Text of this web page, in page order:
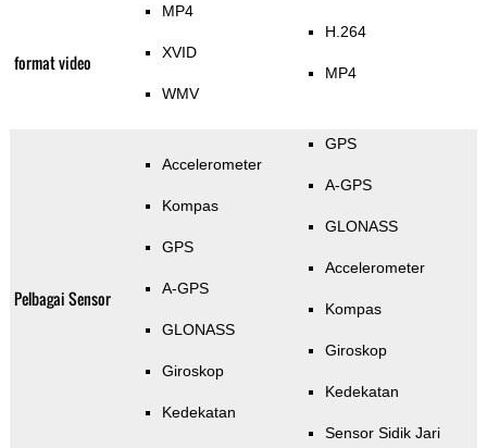
format video
MP4
XVID
WMV
H.264
MP4
Pelbagai Sensor
Accelerometer
Kompas
GPS
A-GPS
GLONASS
Giroskop
Kedekatan
GPS
A-GPS
GLONASS
Accelerometer
Kompas
Giroskop
Kedekatan
Sensor Sidik Jari